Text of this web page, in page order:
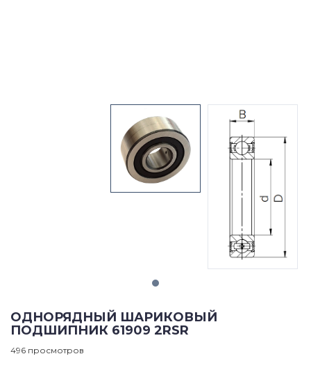
ОДНОРЯДНЫЙ ШАРИКОВЫЙ
ПОДШИПНИК 61909 2RSR
496 просмотров